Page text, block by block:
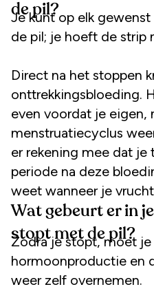
de pil?
Je kunt op elk
de pil; je hoeft de strip
Direct na het stoppen
onttrekkingsbloeding.
even voordat je eigen,
menstruatiecyclus
er rekening mee dat je
periode na deze
weet wanneer je
Wat gebeurt er in
stopt met de pil?
Zodra je stopt, moet
hormoonproductie en
weer zelf overnemen.